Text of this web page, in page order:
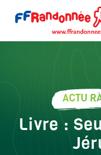
ACTU
Livre :